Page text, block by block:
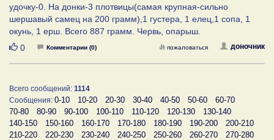
удочку-0. На донки-3 плотвицы(самая крупная-сильно
шершавый самец на 200 грамм),1 густера, 1 елец,1 сопа, 1
окунь, 1 ерш. Всего 887 грамм. Червь, опарыш.
Нравится
0 Комментарии (0) доночник
пожаловаться
Всего сообщений: 1114
Сообщения: 0-10 10-20 20-30 30-40 40-50 50-60
60-70
70-80
80-90 90-100 100-110 110-120 120-130
130-140
140-150
150-160 160-170 170-180 180-190 190-200
200-210
210-220
220-230 230-240 240-250 250-260 260-270
270-280